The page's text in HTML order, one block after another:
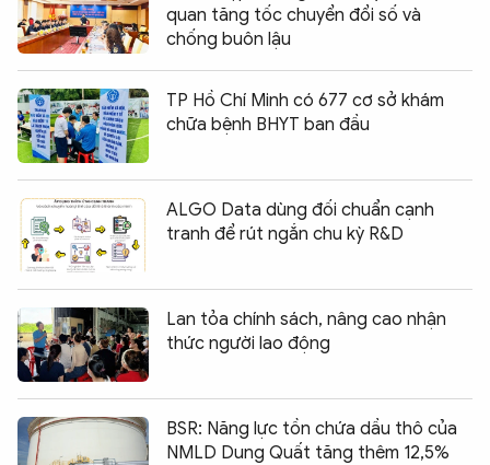
quan tăng tốc chuyển đổi số và
chống buôn lậu
TP Hồ Chí Minh có 677 cơ sở khám
chữa bệnh BHYT ban đầu
ALGO Data dùng đối chuẩn cạnh
tranh để rút ngắn chu kỳ R&D
Lan tỏa chính sách, nâng cao nhận
thức người lao động
BSR: Năng lực tồn chứa dầu thô của
NMLD Dung Quất tăng thêm 12,5%